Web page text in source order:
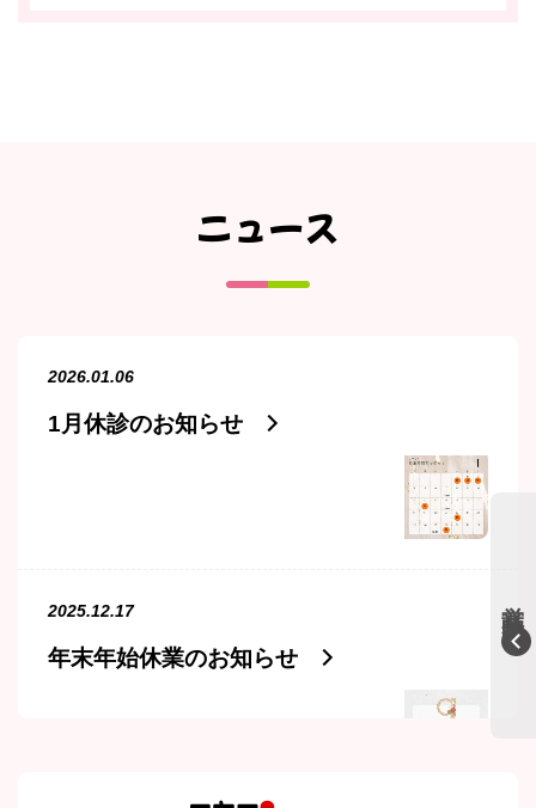
ニュース
2026.01.06
1月休診のお知らせ
2025.12.17
年末年始休業のお知らせ